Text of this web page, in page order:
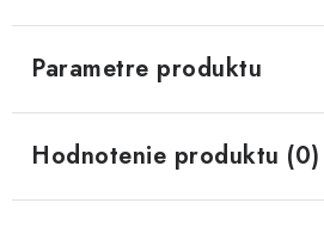
Parametre produktu
Hodnotenie produktu (0)